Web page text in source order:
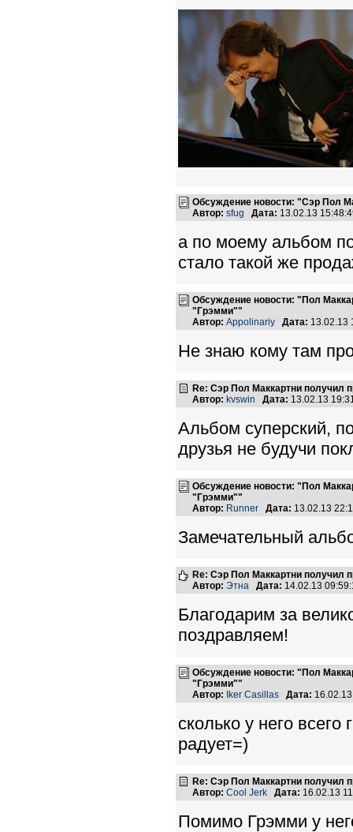
Обсуждение новости: "Сэр Пол
Автор: sfug Дата: 13.02.13
а по моему альбом
стало такой же
Обсуждение новости: "Пол
"Грэмми""
Автор: Appolinariy Дата:
Не знаю кому там
Re: Сэр Пол Маккартни получил
Автор: kvswin Дата: 13.02.13
Альбом суперский,
друзья не будучи
Обсуждение новости: "Пол
"Грэмми""
Автор: Runner Дата: 13.02.13
Замечательный
Re: Сэр Пол Маккартни получил
Автор: Этна Дата: 14.02.13
Благодарим за
поздравляем!
Обсуждение новости: "Пол
"Грэмми""
Автор:
Iker Casillas Дата:
сколько у него
радует=)
Re: Сэр Пол Маккартни получил
Автор: Cool Jerk Дата: 16.02.13
Помимо Грэмми у